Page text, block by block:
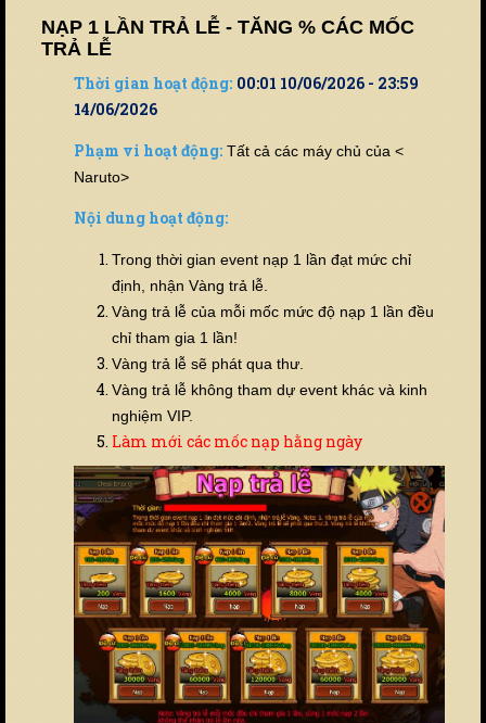
NẠP 1 LẦN TRẢ LỄ - TĂNG % CÁC MỐC
TRẢ LỄ
Thời gian hoạt động: 00:01 10/06/2026 - 23:59
14/06/2026
Phạm vi hoạt động: Tất cả các máy chủ của <
Naruto>
Nội dung hoạt động:
Trong thời gian event nạp 1 lần đạt mức chỉ
định, nhận Vàng trả lễ.
Vàng trả lễ của mỗi mốc mức độ nạp 1 lần đều
chỉ tham gia 1 lần!
Vàng trả lễ sẽ phát qua thư.
Vàng trả lễ không tham dự event khác và kinh
nghiệm VIP.
Làm mới các mốc nạp hằng ngày